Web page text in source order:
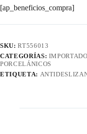
[ap_beneficios_compra]
SKU:RT556013
CATEGORÍAS:
PORCELÁNICOS
ETIQUETA: